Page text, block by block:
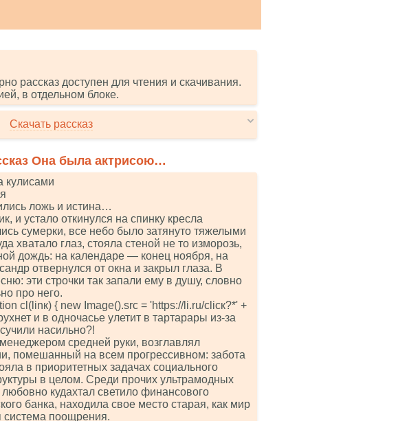
рассказ доступен для чтения и скачивания.
в отдельном блоке.
Скачать рассказ
Она была актрисою…
кулисами
ложь и истина…
и устало откинулся на спинку кресла
сумерки, все небо было затянуто тяжелыми
хватало глаз, стояла стеной не то изморозь,
дождь: на календаре — конец ноября, на
отвернулся от окна и закрыл глаза. В
эти строчки так запали ему в душу, словно
про него.
сl(linк) { nеw Imаgе().srс = 'httрs://li.ru/сliск?*' +
и в одночасье улетит в тартарары из-за
насильно?!
средней руки, возглавлял
помешанный на всем прогрессивном: забота
в приоритетных задачах социального
в целом. Среди прочих ультрамодных
кудахтал светило финансового
банка, находила свое место старая, как мир
система поощрения.